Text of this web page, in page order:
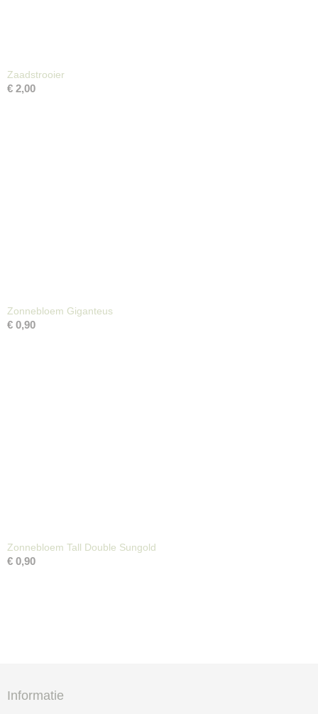
Zaadstrooier
€ 2,00
Zonnebloem Giganteus
€ 0,90
Zonnebloem Tall Double Sungold
€ 0,90
Informatie